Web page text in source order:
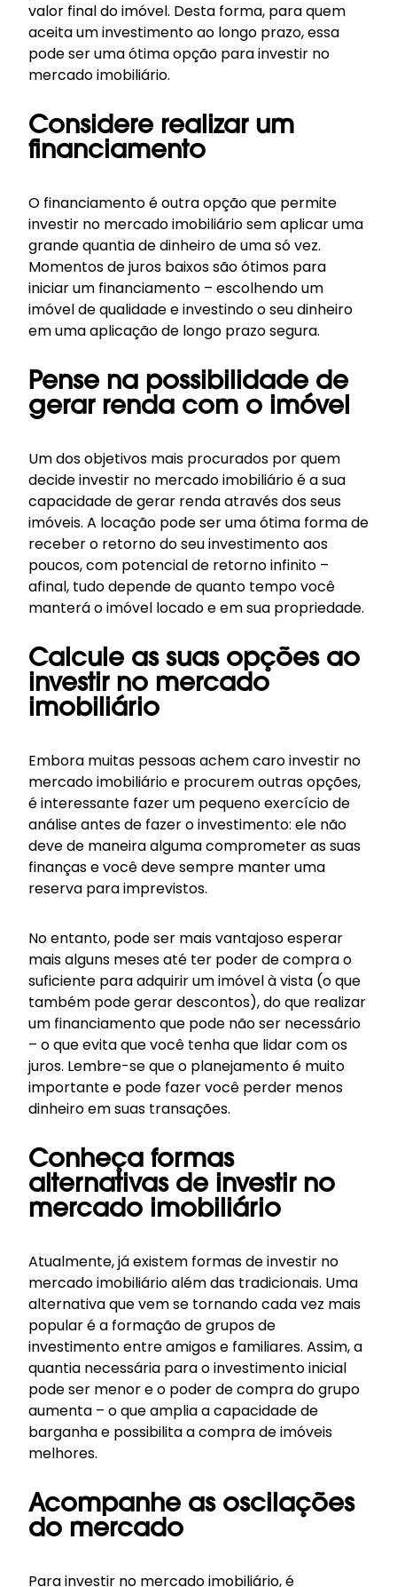
valor final do imóvel. Desta forma, para quem
aceita um investimento ao longo prazo, essa
pode ser uma ótima opção para investir no
mercado imobiliário.
Considere realizar um
financiamento
O financiamento é outra opção que permite
investir no mercado imobiliário sem aplicar uma
grande quantia de dinheiro de uma só vez.
Momentos de juros baixos são ótimos para
iniciar um financiamento – escolhendo um
imóvel de qualidade e investindo o seu dinheiro
em uma aplicação de longo prazo segura.
Pense na possibilidade de
gerar renda com o imóvel
Um dos objetivos mais procurados por quem
decide investir no mercado imobiliário é a sua
capacidade de gerar renda através dos seus
imóveis. A locação pode ser uma ótima forma de
receber o retorno do seu investimento aos
poucos, com potencial de retorno infinito –
afinal, tudo depende de quanto tempo você
manterá o imóvel locado e em sua propriedade.
Calcule as suas opções ao
investir no mercado
imobiliário
Embora muitas pessoas achem caro investir no
mercado imobiliário e procurem outras opções,
é interessante fazer um pequeno exercício de
análise antes de fazer o investimento: ele não
deve de maneira alguma comprometer as suas
finanças e você deve sempre manter uma
reserva para imprevistos.
No entanto, pode ser mais vantajoso esperar
mais alguns meses até ter poder de compra o
suficiente para adquirir um imóvel à vista (o que
também pode gerar descontos), do que realizar
um financiamento que pode não ser necessário
– o que evita que você tenha que lidar com os
juros. Lembre-se que o planejamento é muito
importante e pode fazer você perder menos
dinheiro em suas transações.
Conheça formas
alternativas de investir no
mercado imobiliário
Atualmente, já existem formas de investir no
mercado imobiliário além das tradicionais. Uma
alternativa que vem se tornando cada vez mais
popular é a formação de grupos de
investimento entre amigos e familiares. Assim, a
quantia necessária para o investimento inicial
pode ser menor e o poder de compra do grupo
aumenta – o que amplia a capacidade de
barganha e possibilita a compra de imóveis
melhores.
Acompanhe as oscilações
do mercado
Para investir no mercado imobiliário, é